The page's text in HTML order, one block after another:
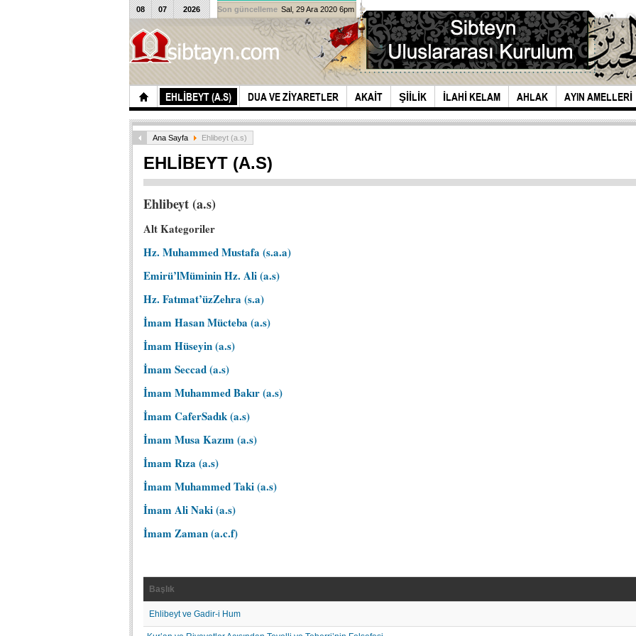
EHLIBEYT (A.S) DUA VE ZIYARETLER AKAIT ŞIILIK İLAHI KELAM AHLAK AYIN AMELLERI
08 07 2026 Son güncelleme Sal, 29 Ara 2020 6pm
Ana Sayfa Ehlibeyt (a.s)
EHLIBEYT (A.S)
Ehlibeyt (a.s)
Alt Kategoriler
Hz. Muhammed Mustafa (s.a.a)
Emirü’lMüminin Hz. Ali (a.s)
Hz. Fatımat’üzZehra (s.a)
İmam Hasan Mücteba (a.s)
İmam Hüseyin (a.s)
İmam Seccad (a.s)
İmam Muhammed Bakır (a.s)
İmam CaferSadık (a.s)
İmam Musa Kazım (a.s)
İmam Rıza (a.s)
İmam Muhammed Taki (a.s)
İmam Ali Naki (a.s)
İmam Zaman (a.c.f)
Başlık
Ehlibeyt ve Gadir-i Hum